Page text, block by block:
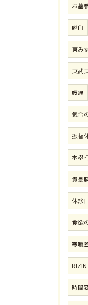
お墓
脱臼
東み
東武
腰痛
気合
振替
本塁
貴景
休診日
食欲
寒暖
RIZIN
時間